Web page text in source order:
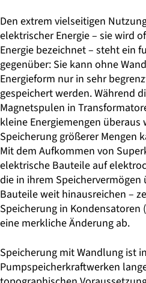
Den extrem vielseitigen
elektrischer Energie – sie wird
Energie bezeichnet – steht ein
gegenüber: Sie kann ohne
Energieform nur in sehr
gespeichert werden. Während
Magnetspulen in
kleine Energiemengen
Speicherung größerer Mengen
Mit dem Aufkommen von
elektrische Bauteile auf
die in ihrem
Bauteile weit hinausreichen –
Speicherung in Kondensatoren
eine merkliche Änderung ab.
Speicherung mit Wandlung ist
Pumpspeicherkraftwerken